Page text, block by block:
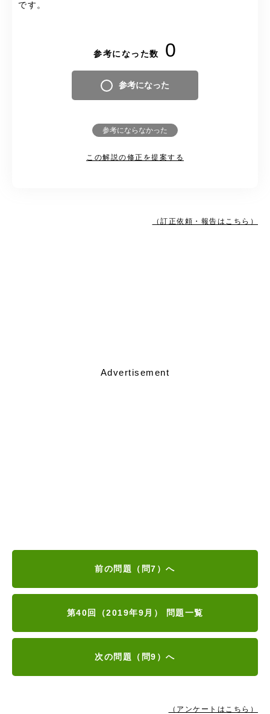
です。
参考になった数 0
参考になった
参考にならなかった
この解説の修正を提案する
（訂正依頼・報告はこちら）
Advertisement
前の問題（問7）へ
第40回（2019年9月） 問題一覧
次の問題（問9）へ
（アンケートはこちら）